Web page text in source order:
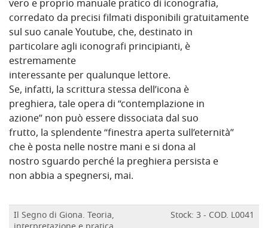
vero e proprio manuale pratico di iconografia,
corredato da precisi filmati disponibili gratuitamente
sul suo canale Youtube, che, destinato in
particolare agli iconografi principianti, è
estremamente
interessante per qualunque lettore.
Se, infatti, la scrittura stessa dell’icona è
preghiera, tale opera di “contemplazione in
azione” non può essere dissociata dal suo
frutto, la splendente “finestra aperta sull’eternità”
che è posta nelle nostre mani e si dona al
nostro sguardo perché la preghiera persista e
non abbia a spegnersi, mai.
Il Segno di Giona. Teoria,
Stock: 3 - COD. L0041